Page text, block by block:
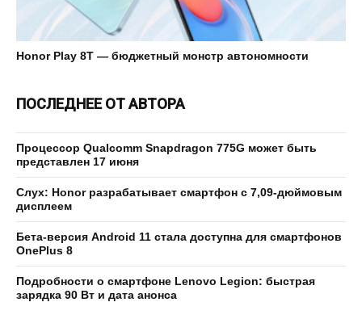
Honor Play 8T — бюджетный монстр автономности
ПОСЛЕДНЕЕ ОТ АВТОРА
Процессор Qualcomm Snapdragon 775G может быть
представлен 17 июня
Слух: Honor разрабатывает смартфон с 7,09-дюймовым
дисплеем
Бета-версия Android 11 стала доступна для смартфонов
OnePlus 8
Подробности о смартфоне Lenovo Legion: быстрая
зарядка 90 Вт и дата анонса